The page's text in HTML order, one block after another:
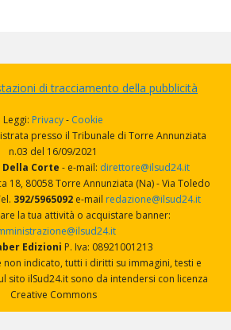
di tracciamento della pubblicità
Leggi: Privacy- Cookie
presso il Tribunale di Torre Annunziata
n.03 del 16/09/2021
Della Corte - e-mail: direttore@ilsud24.it
18, 80058 Torre Annunziata (Na) - Via Toledo
392/5965092 e-mail redazione@ilsud24.it
la tua attività o acquistare banner:
Edizioni P. Iva: 08921001213
non indicato, tutti i diritti su immagini, testi e
sito ilSud24.it sono da intendersi con licenza
Creative Commons